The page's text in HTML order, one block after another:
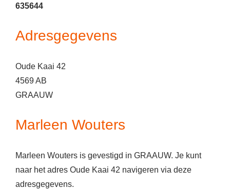
635644
Adresgegevens
Oude Kaai 42
4569 AB
GRAAUW
Marleen Wouters
Marleen Wouters is gevestigd in GRAAUW. Je kunt
naar het adres Oude Kaai 42 navigeren via deze
adresgegevens.